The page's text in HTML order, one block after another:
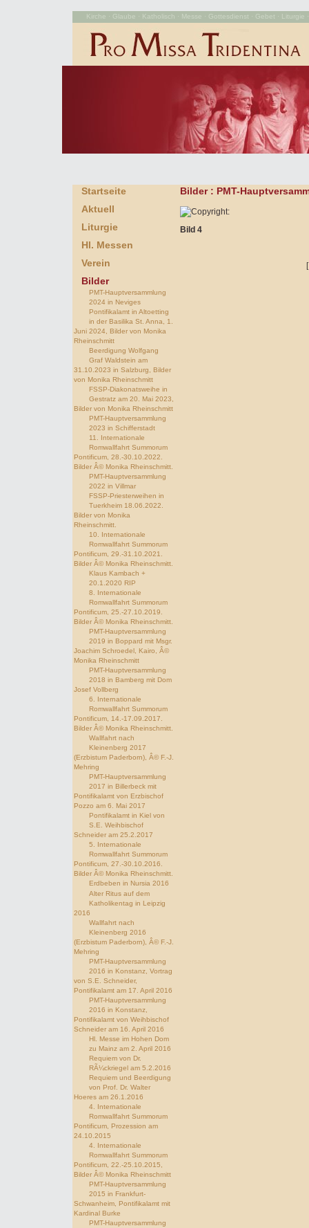
Kirche · Glaube · Katholisch · Messe · Gottesdienst · Gebet ·
Startseite
Aktuell
Liturgie
Hl. Messen
Verein
Bilder
PMT-Hauptversammlung
2024 in Neviges
Pontifikalamt in Altoetting
in der Basilika St. Anna, 1.
Juni 2024, Bilder von Monika
Rheinschmitt
Beerdigung Wolfgang
Graf Waldstein am
31.10.2023 in Salzburg, Bilder
von Monika Rheinschmitt
FSSP-Diakonatsweihe in
Gestratz am 20. Mai 2023,
Bilder von Monika Rheinschmitt
PMT-Hauptversammlung
2023 in Schifferstadt
11. Internationale
Romwallfahrt Summorum
Pontificum, 28.-30.10.2022.
Bilder Â© Monika Rheinschmitt.
PMT-Hauptversammlung
2022 in Villmar
FSSP-Priesterweihen in
Tuerkheim 18.06.2022.
Bilder von Monika
Rheinschmitt.
10. Internationale
Romwallfahrt Summorum
Pontificum, 29.-31.10.2021.
Bilder Â© Monika Rheinschmitt.
Klaus Kambach +
20.1.2020 RIP
8. Internationale
Romwallfahrt Summorum
Pontificum, 25.-27.10.2019.
Bilder Â© Monika Rheinschmitt.
PMT-Hauptversammlung
2019 in Boppard mit Msgr.
Joachim Schroedel, Kairo, Â©
Monika Rheinschmitt
PMT-Hauptversammlung
2018 in Bamberg mit Dom
Josef Vollberg
6. Internationale
Romwallfahrt Summorum
Pontificum, 14.-17.09.2017.
Bilder Â© Monika Rheinschmitt.
Wallfahrt nach
Kleinenberg 2017
(Erzbistum Paderborn), Â© F.-J.
Mehring
PMT-Hauptversammlung
2017 in Billerbeck mit
Pontifikalamt von Erzbischof
Pozzo am 6. Mai 2017
Pontifikalamt in Kiel von
S.E. Weihbischof
Schneider am 25.2.2017
5. Internationale
Romwallfahrt Summorum
Pontificum, 27.-30.10.2016.
Bilder Â© Monika Rheinschmitt.
Erdbeben in Nursia 2016
Alter Ritus auf dem
Katholikentag in Leipzig
2016
Wallfahrt nach
Kleinenberg 2016
(Erzbistum Paderborn), Â© F.-J.
Mehring
PMT-Hauptversammlung
2016 in Konstanz, Vortrag
von S.E. Schneider,
Pontifikalamt am 17. April 2016
PMT-Hauptversammlung
2016 in Konstanz,
Pontifikalamt von Weihbischof
Schneider am 16. April 2016
Hl. Messe im Hohen Dom
zu Mainz am 2. April 2016
Requiem von Dr.
RÃ¼ckriegel am 5.2.2016
Requiem und Beerdigung
von Prof. Dr. Walter
Hoeres am 26.1.2016
4. Internationale
Romwallfahrt Summorum
Pontificum, Prozession am
24.10.2015
4. Internationale
Romwallfahrt Summorum
Pontificum, 22.-25.10.2015,
Bilder Â© Monika Rheinschmitt
PMT-Hauptversammlung
2015 in Frankfurt-
Schwanheim, Pontifikalamt mit
Kardinal Burke
PMT-Hauptversammlung
Bilder : PMT-
Bild 4